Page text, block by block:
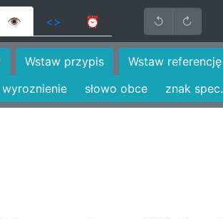
👁 <> ⏰ ↺ ↻
Wstaw przypis
Wstaw referencję
wyroznienie słowo obce znak spec.